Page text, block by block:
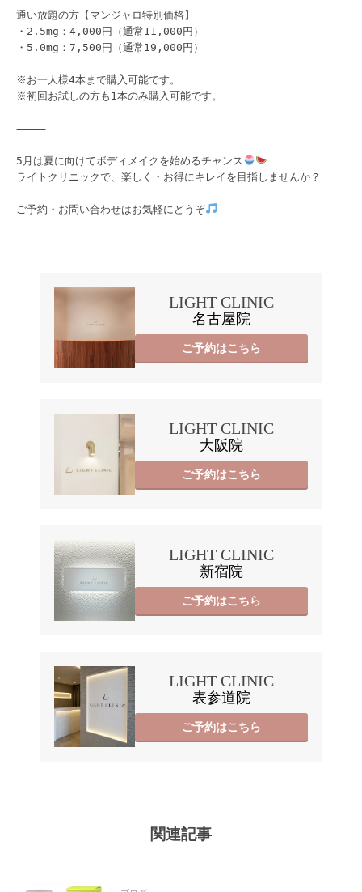
通い放題の方【マンジャロ特別価格】
・2.5mg：4,000円（通常11,000円）
・5.0mg：7,500円（通常19,000円）
※お一人様4本まで購入可能です。
※初回お試しの方も1本のみ購入可能です。
⸻
5月は夏に向けてボディメイクを始めるチャンス
ライトクリニックで、楽しく・お得にキレイを目指しませんか？
ご予約・お問い合わせはお気軽にどうぞ
LIGHT CLINIC
名古屋院
ご予約はこちら
LIGHT CLINIC
大阪院
ご予約はこちら
LIGHT CLINIC
新宿院
ご予約はこちら
LIGHT CLINIC
表参道院
ご予約はこちら
関連記事